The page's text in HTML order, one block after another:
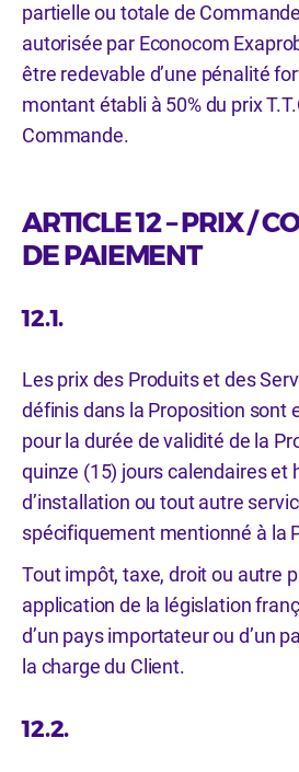
partielle ou totale de
autorisée par Econocom
être redevable d’une pénalité
montant établi à 50% du prix
Commande.
ARTICLE 12 – PRIX /
DE PAIEMENT
12.1.
Les prix des Produits et des
définis dans la Proposition sont
pour la durée de validité de la
quinze (15) jours calendaires et
d’installation ou tout autre
spécifiquement mentionné à la
Tout impôt, taxe, droit ou autre
application de la législation
d’un pays importateur ou d’un
la charge du Client.
12.2.